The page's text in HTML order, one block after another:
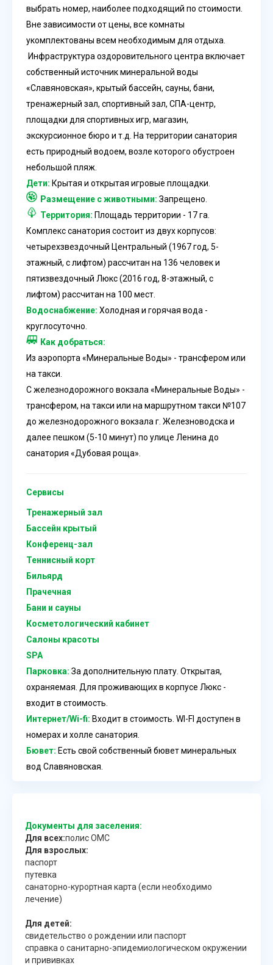
выбрать номер, наиболее подходящий по стоимости.
Вне зависимости от цены, все комнаты
укомплектованы всем необходимым для отдыха.
Инфраструктура оздоровительного центра включает
собственный источник минеральной воды
«Славяновская», крытый бассейн, сауны, бани,
тренажерный зал, спортивный зал, СПА-центр,
площадки для спортивных игр, магазин,
экскурсионное бюро и т.д. На территории санатория
есть природный водоем, возле которого обустроен
небольшой пляж.
Дети: Крытая и открытая игровые площадки.
Размещение с животными: Запрещено.
Территория: Площадь территории - 17 га.
Комплекс санатория состоит из двух корпусов:
четырехзвездочный Центральный (1967 год, 5-
этажный, с лифтом) рассчитан на 136 человек и
пятизвездочный Люкс (2016 год, 8-этажный, с
лифтом) рассчитан на 100 мест.
Водоснабжение: Холодная и горячая вода -
круглосуточно.
Как добраться:
Из аэропорта «Минеральные Воды» - трансфером или
на такси.
С железнодорожного вокзала «Минеральные Воды» -
трансфером, на такси или на маршрутном такси №107
до железнодорожного вокзала г. Железноводска и
далее пешком (5-10 минут) по улице Ленина до
санатория «Дубовая роща».
Сервисы
Тренажерный зал
Бассейн крытый
Конференц-зал
Теннисный корт
Бильярд
Прачечная
Бани и сауны
Косметологический кабинет
Салоны красоты
SPA
Парковка: За дополнительную плату. Открытая,
охраняемая. Для проживающих в корпусе Люкс -
входит в стоимость.
Интернет/Wi-fi: Входит в стоимость. WI-FI доступен в
номерах и холле санатория.
Бювет: Есть свой собственный бювет минеральных
вод Славяновская.
Документы для заселения:
Для всех:полис ОМС
Для взрослых:
паспорт
путевка
санаторно-курортная карта (если необходимо
лечение)
Для детей:
свидетельство о рождении или паспорт
справка о санитарно-эпидемиологическом окружении
и прививках